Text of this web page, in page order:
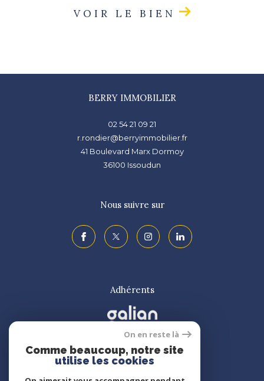
VOIR LE BIEN
BERRY IMMOBILIER
02 54 21 09 21
r.rondier@berryimmobilier.fr
41 Boulevard Marx Dormoy
36100 issoudun
Nous suivre sur
Adhérents
On en reste là
Comme beaucoup, notre site
utilise les cookies